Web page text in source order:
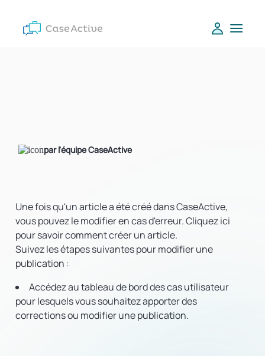
par l'équipe CaseActive
Une fois qu'un article a été créé dans CaseActive,
vous pouvez le modifier en cas d'erreur. Cliquez ici
pour savoir comment créer un article.
Suivez les étapes suivantes pour modifier une
publication :
Accédez au tableau de bord des cas utilisateur
pour lesquels vous souhaitez apporter des
corrections ou modifier une publication.